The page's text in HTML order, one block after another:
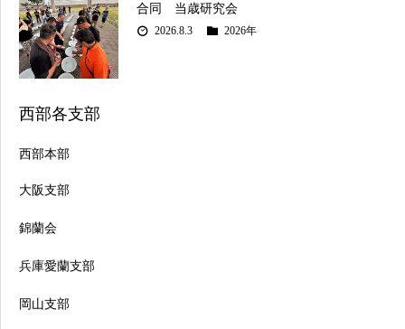
合同 当歳研究会
2026.8.3 2026年
西部各支部
西部本部
大阪支部
錦蘭会
兵庫愛蘭支部
岡山支部